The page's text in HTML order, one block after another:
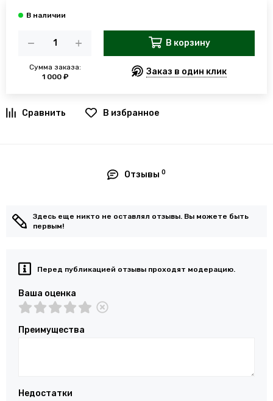
Сумма заказа:
1 000 ₽
В корзину
Заказ в один клик
В избранное
Отзывы0
Здесь еще никто не оставлял отзывы. Вы можете быть
первым!
Перед публикацией отзывы проходят модерацию.
Ваша оценка
Преимущества
Недостатки